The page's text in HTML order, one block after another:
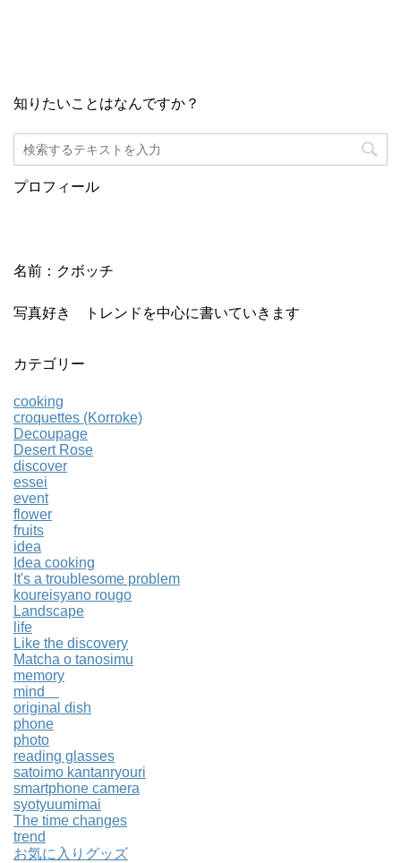
知りたいことはなんですか？
プロフィール
名前：クボッチ
写真好き トレンドを中心に書いていきます
カテゴリー
cooking
croquettes (Korroke)
Decoupage
Desert Rose
discover
essei
event
flower
fruits
idea
Idea cooking
It's a troublesome problem
koureisyano rougo
Landscape
life
Like the discovery
Matcha o tanosimu
memory
mind
original dish
phone
photo
reading glasses
satoimo kantanryouri
smartphone camera
syotyuumimai
The time changes
trend
お気に入りグッズ